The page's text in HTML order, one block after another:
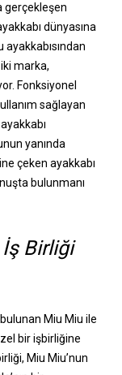
gerçekleşen
dünyasına
ayakkabısından
marka,
Fonksiyonel
sağlayan
yanında
çeken ayakkabı
bulunmanı
Birliği
Miu Miu ile
bir işbirliğine
Miu Miu’nun